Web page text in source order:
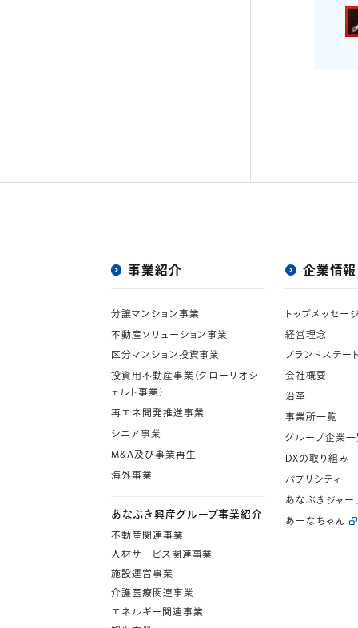
事業紹介
分譲マンション事業
不動産ソリューション事業
区分マンション投資事業
投資用不動産事業（グローリオシ
ェルト事業）
再エネ開発推進事業
シニア事業
M&A及び事業再生
海外事業
あなぶき興産グループ事業紹介
不動産関連事業
人材サービス関連事業
施設運営事業
介護医療関連事業
エネルギー関連事業
企業情報
トップメッセー
経営理念
ブランドステー
会社概要
沿革
事業所一覧
グループ企業一
DXの取り組み
パブリシティ
あなぶきジャー
あーなちゃん